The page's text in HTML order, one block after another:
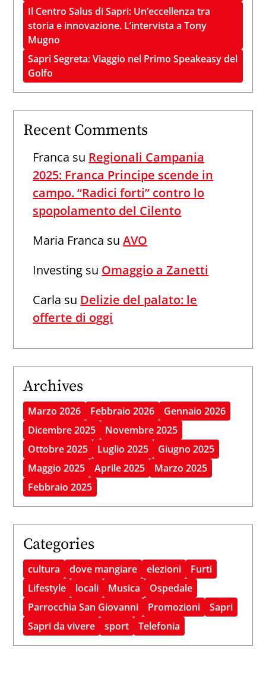
Il Centro Salus di Sapri: Un’eccellenza tra
storia e innovazione. L’intervista a Tony
Mugno
Sapri Segreta: Viaggio nel Primo Speakeasy del
Golfo
Recent Comments
Franca su Regionali Campania
2025: Franca Principe scende in
campo. “Radici forti” contro lo
spopolamento del Cilento
Maria Franca suAVO
Investing su Omaggio a Zanetti
Carla su Delizie del palato: le
offerte di oggi
Archives
Marzo 2026 Febbraio 2026
Gennaio 2026
Dicembre 2025
Novembre 2025
Ottobre 2025
Luglio 2025
Giugno 2025
Maggio 2025
Aprile 2025
Marzo 2025
Febbraio 2025
Categories
cultura dove mangiare elezioni
Furti
Lifestyle
locali Musica
Ospedale
Parrocchia San Giovanni
Promozioni
Sapri
Sapri da vivere
sport Telefonia